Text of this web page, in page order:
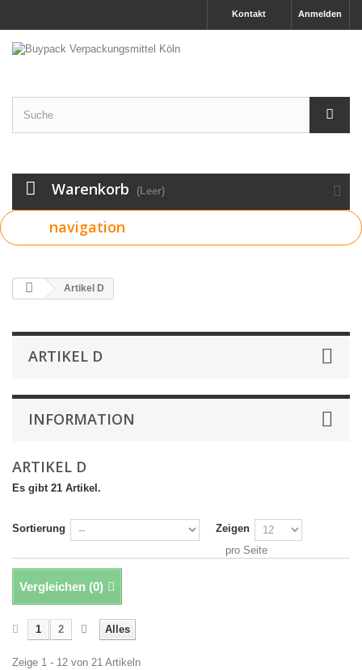
Anmelden
Kontakt
Warenkorb (Leer)
navigation
Artikel D
ARTIKEL D
INFORMATION
ARTIKEL D
Es gibt 21 Artikel.
Sortierung
Zeigen
pro Seite
Vergleichen (0)
Alles
1 2
Zeige 1 - 12 von 21 Artikeln